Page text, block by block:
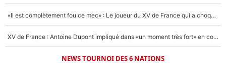
«Il est complètement fou ce mec» : Le joueur du XV de France qui a choqué Matthieu Jalibert !
XV de France : Antoine Dupont impliqué dans «un moment très fort» en coulisses
NEWS TOURNOI DES 6 NATIONS